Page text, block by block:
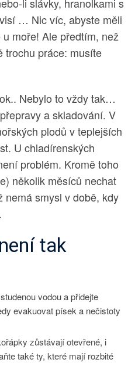
li slávky, hranolkami s
… Nic víc, abyste měli
moře! Ale předtím, než
trochu práce: musíte
Nebylo to vždy tak…
a skladování. V
plodů v teplejších
U chladírenských
problém. Kromě toho
několik měsíců nechat
nemá smysl v době, kdy
tak
vodou a přidejte
evakuovat písek a nečistoty
zůstávají otevřené, i
také ty, které mají rozbité